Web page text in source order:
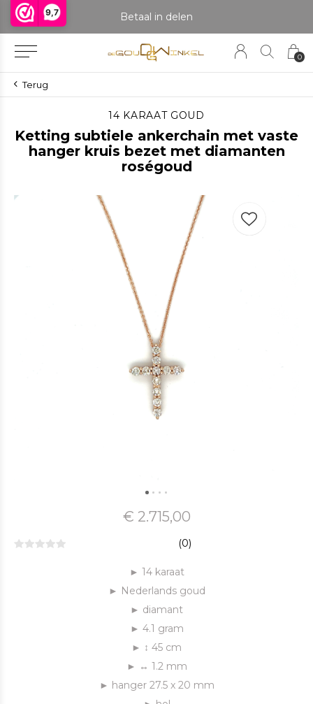
9,7
0
Betaal in delen
Terug
14 KARAAT GOUD
Ketting subtiele ankerchain met vaste
hanger kruis bezet met diamanten
roségoud
€ 2.715,00
(0)
► 14 karaat
► Nederlands goud
► diamant
► 4.1 gram
► ↕ 45 cm
► ↔ 1.2 mm
► hanger 27.5 x 20 mm